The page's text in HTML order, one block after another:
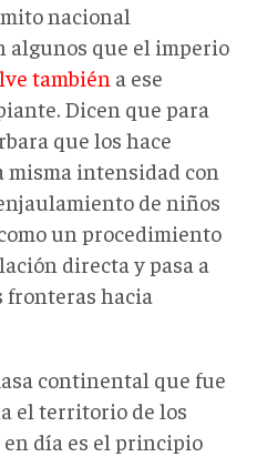
nacional
algunos que el imperio
también a ese
Dicen que para
que los hace
misma intensidad con
de niños
un procedimiento
directa y pasa a
fronteras hacia
continental que fue
el territorio de los
día es el principio